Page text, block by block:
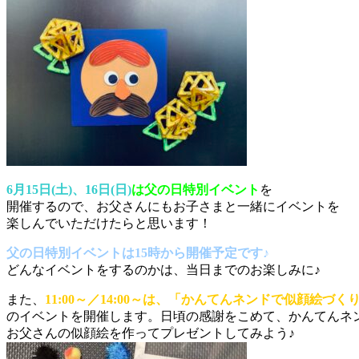
6月15日(土)、16日(日)は父の日特別イベント を
開催するので、お父さんにもお子さまと一緒にイベントを
楽しんでいただけたらと思います！
父の日特別イベントは15時から開催予定です♪
どんなイベントをするのかは、当日までのお楽しみに♪
また、 11:00～／14:00～は、「かんてんネンドで似顔絵づくり
のイベントを開催します。日頃の感謝をこめて、かんてんネ
お父さんの似顔絵を作ってプレゼントしてみよう♪